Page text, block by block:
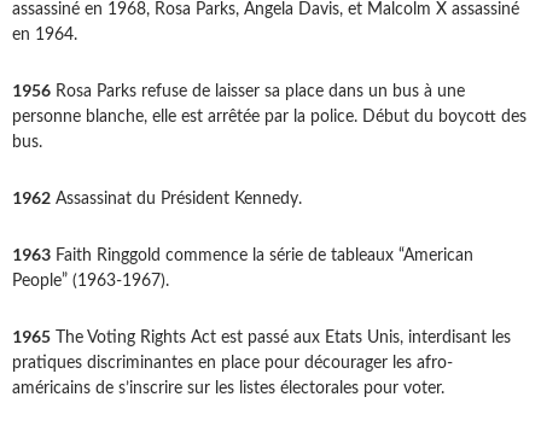
assassiné en 1968, Rosa Parks, Angela Davis, et Malcolm X assassiné
en 1964.
1956 Rosa Parks refuse de laisser sa place dans un bus à une
personne blanche, elle est arrêtée par la police. Début du boycott des
bus.
1962 Assassinat du Président Kennedy.
1963 Faith Ringgold commence la série de tableaux “American
People” (1963-1967).
1965 The Voting Rights Act est passé aux Etats Unis, interdisant les
pratiques discriminantes en place pour décourager les afro-
américains de s’inscrire sur les listes électorales pour voter.